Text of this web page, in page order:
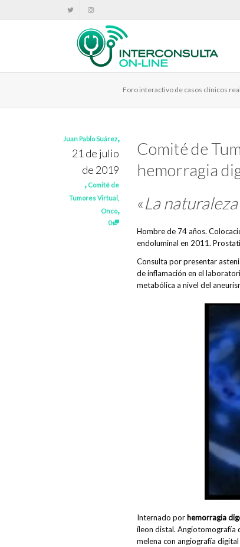
Foro interactivo de casos clínicos
Juan Pablo Suárez,
21 de julio
de 2019
, Comité de
Tumores Virtual,
Onco,
0
Comité de
hemorragia
«La
Hombre de 74 años.
endoluminal en 2011.
Consulta por presentar
de inflamación en el
metabólica a nivel del
Internado por hemorragia
íleon distal. Angiotomografía
melena con angiografía